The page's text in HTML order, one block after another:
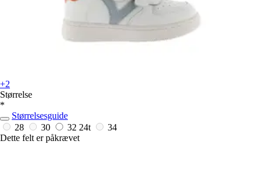
+2
Størrelse
*
Størrelsesguide
28
30 32 24t
34
Dette felt er påkrævet